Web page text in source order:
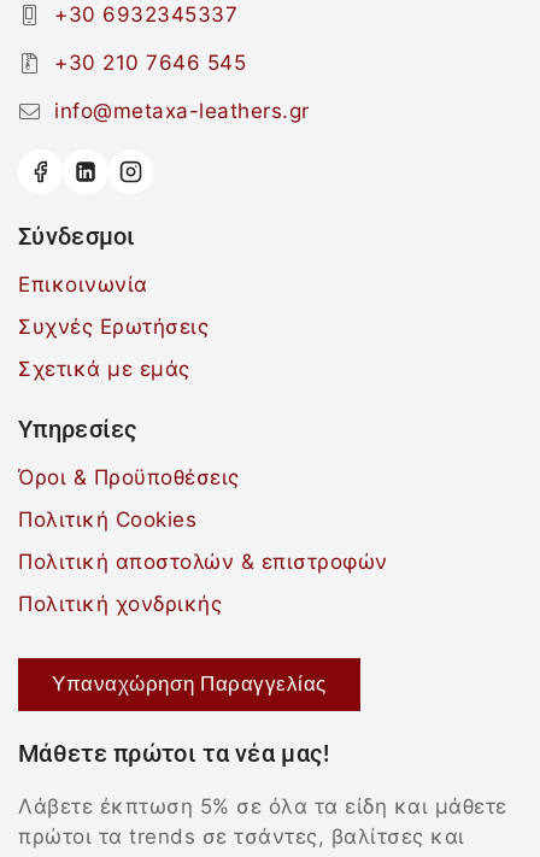
+30 6932345337
+30 210 7646 545
info@metaxa-leathers.gr
Σύνδεσμοι
Επικοινωνία
Συχνές Ερωτήσεις
Σχετικά με εμάς
Υπηρεσίες
Όροι & Προϋποθέσεις
Πολιτική Cookies
Πολιτική αποστολών & επιστροφών
Πολιτική χονδρικής
Υπαναχώρηση Παραγγελίας
Μάθετε πρώτοι τα νέα μας!
Λάβετε έκπτωση 5% σε όλα τα είδη και μάθετε
πρώτοι τα trends σε τσάντες, βαλίτσες και